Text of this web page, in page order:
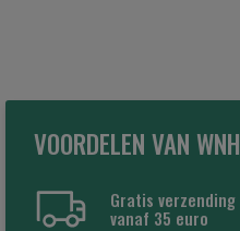
VOORDELEN VAN WNH
Gratis verzending
vanaf 35 euro